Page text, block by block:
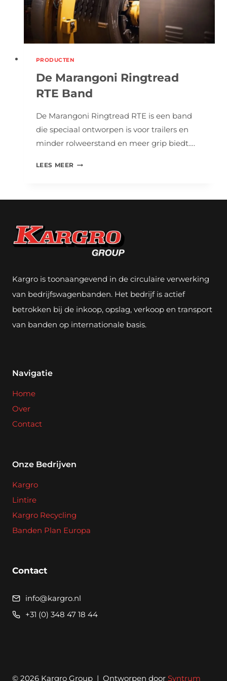
PRODUCTEN
De Marangoni Ringtread
RTE Band
De Marangoni Ringtread RTE is een band
die speciaal ontworpen is voor trailers en
minder rolweerstand en meer grip biedt….
LEES MEERDE
Kargro is toonaangevend in de circulaire verwerking
van bedrijfswagenbanden. Het bedrijf is actief
betrokken bij de inkoop, opslag, verkoop en transport
van banden op internationale basis.
Navigatie
Home
Over
Contact
Onze Bedrijven
Kargro
Lintire
Kargro Recycling
Banden Plan Europa
Contact
info@kargro.nl
+31 (0) 348 47 18 44
© 2026 Kargro Group | Ontworpen door Syntrum